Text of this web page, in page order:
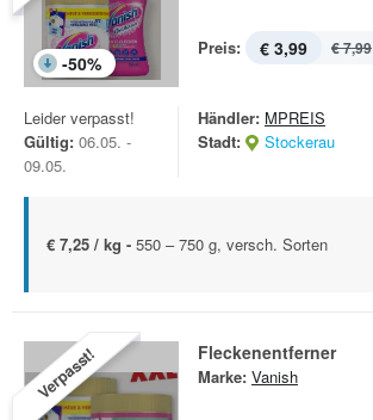
-50%
Preis: € 3,99 € 7,99
Leider verpasst!
Gültig: 06.05. -
09.05.
Händler: MPREIS
Stadt:
Stockerau
€ 7,25 / kg - 550 – 750 g, versch. Sorten
Verpasst! Fleckenentferner
Marke: Vanish